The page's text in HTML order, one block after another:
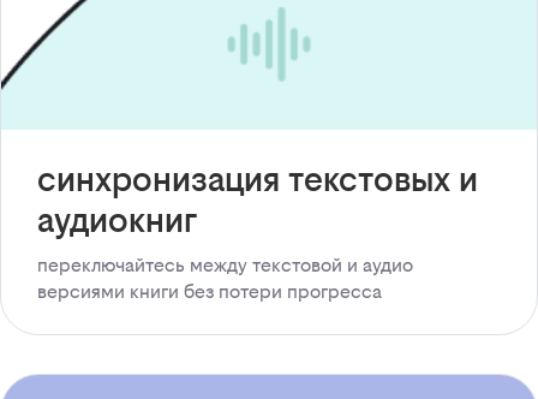
синхронизация текстовых и
аудиокниг
переключайтесь между текстовой и аудио
версиями книги без потери прогресса